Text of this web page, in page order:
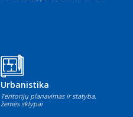
Urbanistika
Teritorijų planavimas ir statyba,
žemės sklypai